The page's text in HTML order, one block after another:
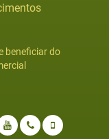
beneficiar do